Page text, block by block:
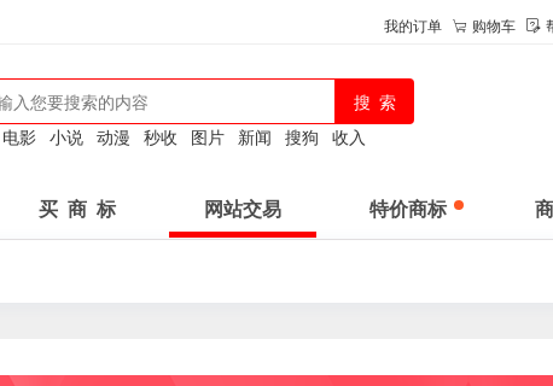
我的订单 购物车
电影 小说 动漫 秒收 图片 新闻 搜狗 收入
买 商 标 网站交易 特价商标